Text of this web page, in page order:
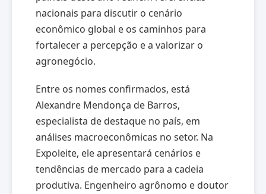
nacionais para discutir o cenário
econômico global e os caminhos para
fortalecer a percepção e a valorizar o
agronegócio.
Entre os nomes confirmados, está
Alexandre Mendonça de Barros,
especialista de destaque no país, em
análises macroeconômicas no setor. Na
Expoleite, ele apresentará cenários e
tendências de mercado para a cadeia
produtiva. Engenheiro agrônomo e doutor